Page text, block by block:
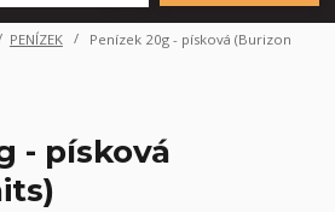
PENÍZEK
Penízek 20g - písková (Burizon
- písková